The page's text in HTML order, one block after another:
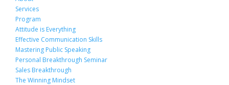
Services
Program
Attitude is Everything
Effective Communication Skills
Mastering Public Speaking
Personal Breakthrough Seminar
Sales Breakthrough
The Winning Mindset